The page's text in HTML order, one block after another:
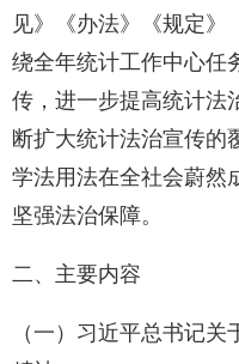
见》《办法》《规定》
绕全年统计工作中心任
传，进一步提高统计法
断扩大统计法治宣传的
学法用法在全社会蔚然
坚强法治保障。
二、主要内容
（一）习近平总书记